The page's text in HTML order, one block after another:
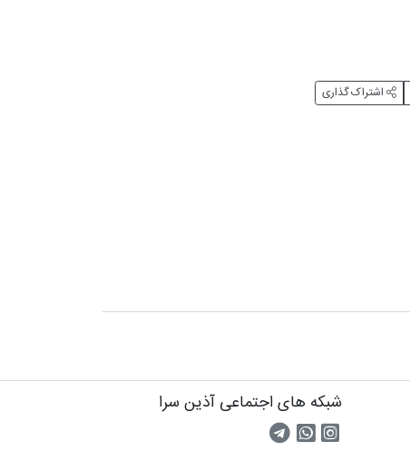
اشتراک گذاری
شبکه های اجتماعی آذین سرا
صفحه اینستاگرام
تماس با واتس اپ
کانال تلگرام